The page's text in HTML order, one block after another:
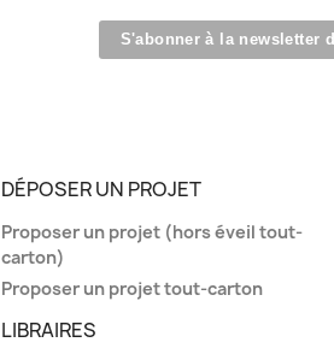
S'abonner à la newsletter
DÉPOSER UN PROJET
Proposer un projet (hors éveil tout-
carton)
Proposer un projet tout-carton
LIBRAIRES